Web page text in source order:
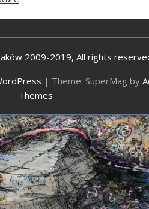
2009-2019, All rights
| Theme: SuperMag by
Themes